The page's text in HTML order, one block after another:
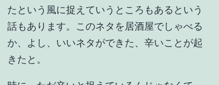
たという風に捉えていうところもあるという
話もあります。このネタを居酒屋でしゃべる
か、よし、いいネタができた、辛いことが起
きたと。